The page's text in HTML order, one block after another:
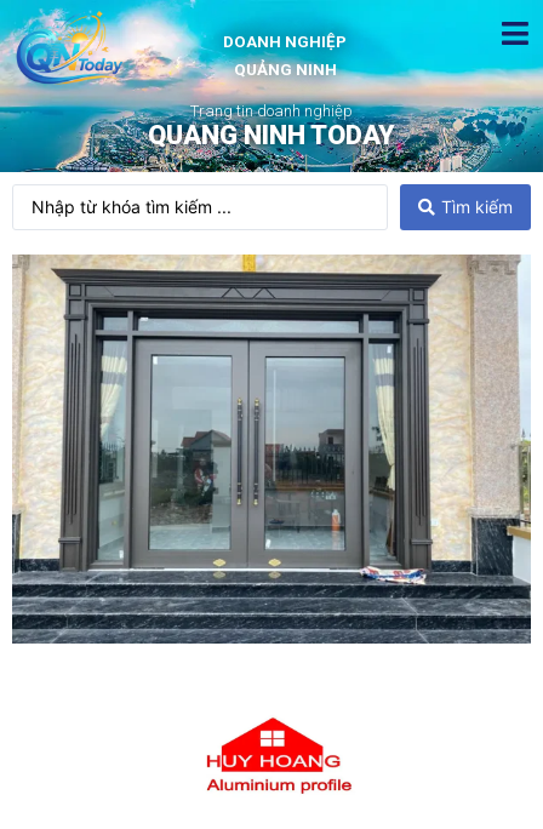
DOANH NGHIỆP
QUẢNG NINH
Trang tin doanh nghiệp
QUANG NINH TODAY
Tìm kiếm